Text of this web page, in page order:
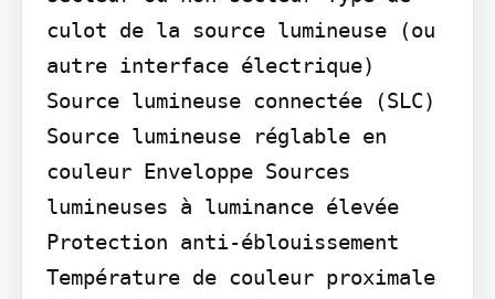
culot de la source lumineuse (ou
autre interface électrique)
Source lumineuse connectée (SLC)
Source lumineuse réglable en
couleur Enveloppe Sources
lumineuses à luminance élevée
Protection anti-éblouissement
Température de couleur proximale